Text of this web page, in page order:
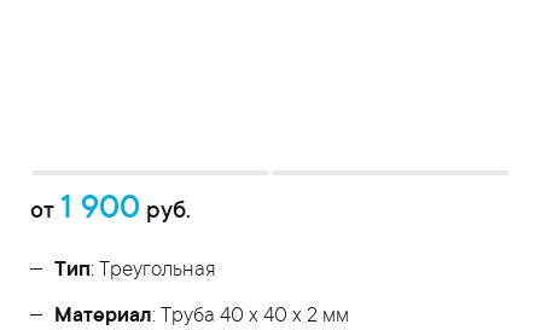
от 1 900 руб.
Тип: Треугольная
Материал: Труба 40 x 40 x 2 мм